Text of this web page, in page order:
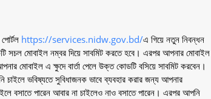
https://services.nidw.gov.bd/এ গিয়ে নতুন নিবন্ধন
মোবাইল নম্বর দিয়ে সাবমিট করতে হবে। এরপর আপনার মোবাইল
মোবাইল এ ক্ষুদে বার্তা পেলে উক্ত কোডটি বসিয়ে সাবমিট করবেন।
ভবিষ্যতে সুবিধাজনক ভাবে ব্যবহার করার জন্য আপনার
বসাতে পারেন আবার না চাইলেও নাও বসাতে পারেন। এরপর আপনি